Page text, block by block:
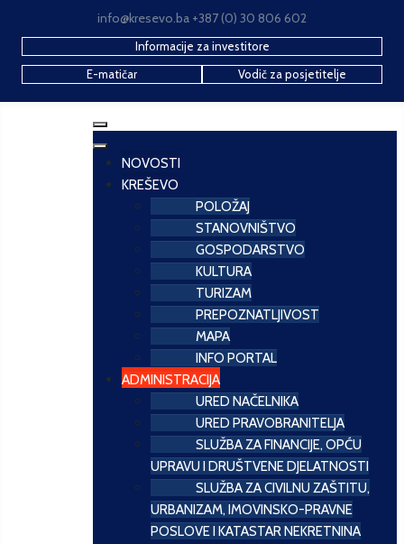
info@kresevo.ba +387 (0) 30 806 602
Informacije za investitore
E-matičar
Vodič za posjetitelje
NOVOSTI
KREŠEVO
POLOŽAJ
STANOVNIŠTVO
GOSPODARSTVO
KULTURA
TURIZAM
PREPOZNATLJIVOST
MAPA
INFO PORTAL
ADMINISTRACIJA
URED NAČELNIKA
URED PRAVOBRANITELJA
SLUŽBA ZA FINANCIJE, OPĆU
UPRAVU I DRUŠTVENE DJELATNOSTI
SLUŽBA ZA CIVILNU ZAŠTITU,
URBANIZAM, IMOVINSKO-PRAVNE
POSLOVE I KATASTAR NEKRETNINA